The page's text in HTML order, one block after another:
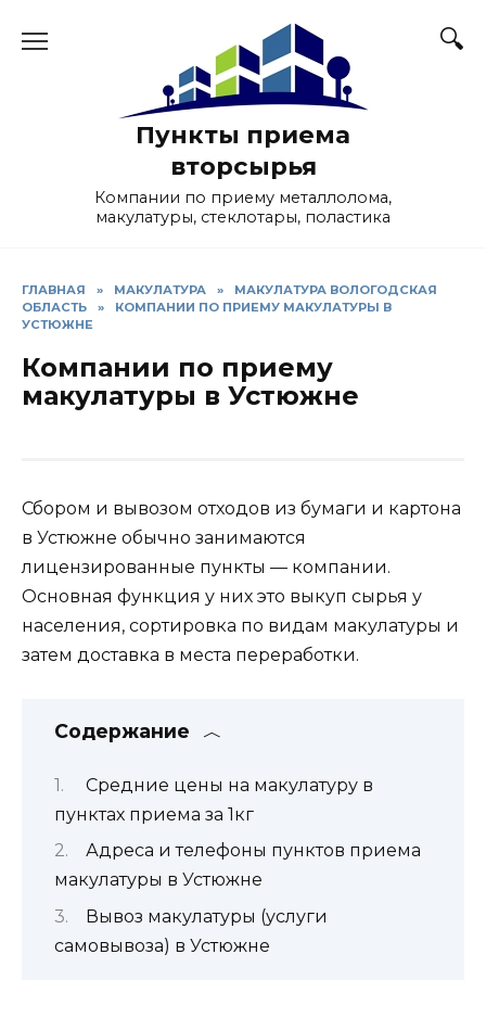
Пункты приема
вторсырья
Компании по приему металлолома,
макулатуры, стеклотары, поластика
ГЛАВНАЯ » МАКУЛАТУРА »
МАКУЛАТУРА ВОЛОГОДСКАЯ
ОБЛАСТЬ
»
КОМПАНИИ ПО ПРИЕМУ МАКУЛАТУРЫ В
УСТЮЖНЕ
Компании по приему
макулатуры в Устюжне
Сбором и вывозом отходов из бумаги и картона
в Устюжне обычно занимаются
лицензированные пункты — компании.
Основная функция у них это выкуп сырья у
населения, сортировка по видам макулатуры и
затем доставка в места переработки.
Содержание
Средние цены на макулатуру в
пунктах приема за 1кг
Адреса и телефоны пунктов приема
макулатуры в Устюжне
Вывоз макулатуры (услуги
самовывоза) в Устюжне